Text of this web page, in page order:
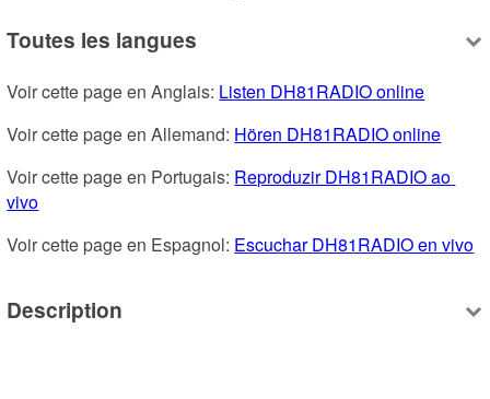
Toutes les langues
Voir cette page en Anglais: Listen DH81RADIO online
Voir cette page en Allemand: Hören DH81RADIO online
Voir cette page en Portugais: Reproduzir DH81RADIO ao
vivo
Voir cette page en Espagnol: Escuchar DH81RADIO en vivo
Description